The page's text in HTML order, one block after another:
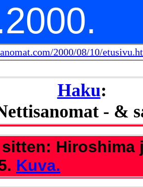
2000/08/10/
Haku:
- &
Hiroshima
Kuva.